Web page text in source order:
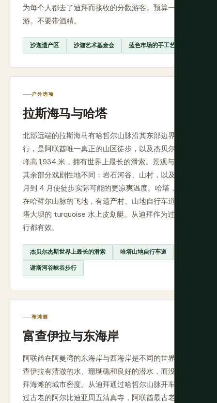
为每个人都去了迪拜而接收的分数游客。预算一日
游。不要带酒精。
沙迦遗产区 沙迦艺术基金会 蓝色市场的手工艺品
户外选项
拉斯海马与哈塔
北部远端的拉斯海马有哈哲尔山脉沿其东部边界运
行，是阿联酋唯一真正的山区徒步，以及杰贝尔杰斯
峰高 1,934 米，拥有世界上最长的滑索。景观与全国
其余部分戏剧性地不同：岩石河谷、山村，以及从 10
月到 4 月使徒步实际可能的更凉爽温度。哈塔，迪拜
在哈哲尔山脉的飞地，有遗产村、山地自行车道和哈
塔大坝的 turquoise 水上皮划艇。从迪拜作为过夜旅
行都有效。
杰贝尔杰斯世界上最长的滑索 哈塔山地自行车道
谢斯河谷峡谷步行
海滩侧
富查伊拉与东海岸
阿联酋在阿曼湾的东海岸与西海岸是不同的世界。富
查伊拉有清澈的水、珊瑚礁和良好的潜水，而没有迪
拜海滩的城市密度。从迪拜通过哈哲尔山脉开车，经
过古老的阿尔比迪亚周五清真寺，阿联酋最古老的清